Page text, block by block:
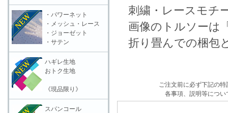
刺繍・レースモチ
画像のトルソーは
折り畳んでの梱包
ご注文前に必ず下記の
各事項、説明等につい
・パワーネット
・メッシュ・レース
・ジョーゼット
・サテン
ハギレ生地
おトク生地
《現品限り》
スパンコール